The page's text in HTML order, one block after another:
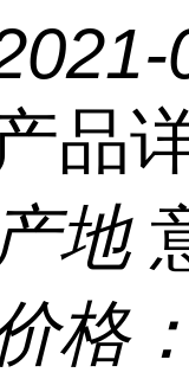
品
地
格：